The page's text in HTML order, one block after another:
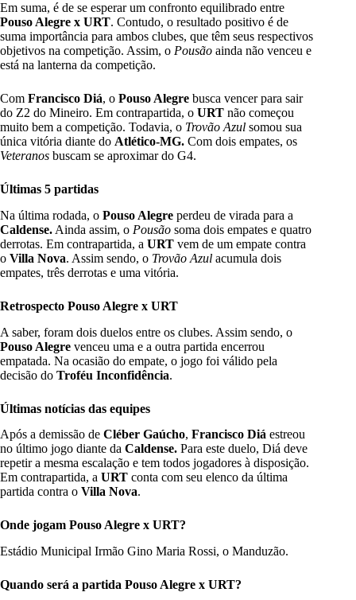
Em suma, é de se esperar um confronto equilibrado entre
Pouso Alegre x URT. Contudo, o resultado positivo é de
suma importância para ambos clubes, que têm seus respectivos
objetivos na competição. Assim, o Pousão ainda não venceu e
está na lanterna da competição.
Com Francisco Diá, o Pouso Alegre busca vencer para sair
do Z2 do Mineiro. Em contrapartida, o URT não começou
muito bem a competição. Todavia, o Trovão Azul somou sua
única vitória diante do Atlético-MG. Com dois empates, os
Veteranos buscam se aproximar do G4.
Últimas 5 partidas
Na última rodada, o Pouso Alegre perdeu de virada para a
Caldense. Ainda assim, o Pousão soma dois empates e quatro
derrotas. Em contrapartida, a URT vem de um empate contra
o Villa Nova. Assim sendo, o Trovão Azul acumula dois
empates, três derrotas e uma vitória.
Retrospecto Pouso Alegre x URT
A saber, foram dois duelos entre os clubes. Assim sendo, o
Pouso Alegre venceu uma e a outra partida encerrou
empatada. Na ocasião do empate, o jogo foi válido pela
decisão do Troféu Inconfidência.
Últimas notícias das equipes
Após a demissão de Cléber Gaúcho, Francisco Diá estreou
no último jogo diante da Caldense. Para este duelo, Diá deve
repetir a mesma escalação e tem todos jogadores à disposição.
Em contrapartida, a URT conta com seu elenco da última
partida contra o Villa Nova.
Onde jogam Pouso Alegre x URT?
Estádio Municipal Irmão Gino Maria Rossi, o Manduzão.
Quando será a partida Pouso Alegre x URT?